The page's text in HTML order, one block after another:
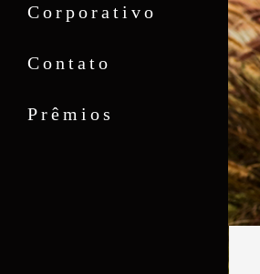
Corporativo
Contato
Prêmios